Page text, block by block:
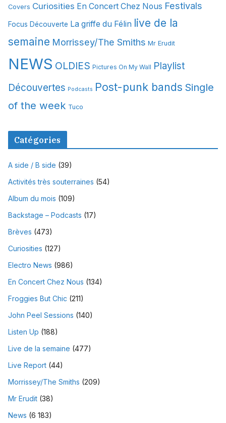
e
Covers Curiosities En Concert Chez Nous Festivals
Focus Découverte La griffe du Félin live de la
semaine Morrissey/The Smiths Mr Erudit
NEWS OLDIES Pictures On My Wall Playlist
Découvertes Podcasts Post-punk bands Single
of the week Tuco
Catégories
A side / B side (39)
Activités très souterraines (54)
Album du mois (109)
Backstage – Podcasts (17)
Brèves (473)
Curiosities (127)
Electro News (986)
En Concert Chez Nous (134)
Froggies But Chic (211)
John Peel Sessions (140)
Listen Up (188)
Live de la semaine (477)
Live Report (44)
Morrissey/The Smiths (209)
Mr Erudit (38)
News (6 183)